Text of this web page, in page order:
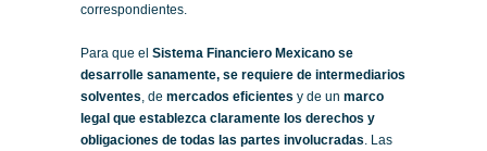
correspondientes.
Para que el Sistema Financiero Mexicano se
desarrolle sanamente, se requiere de intermediarios
solventes, de mercados eficientes y de un marco
legal que establezca claramente los derechos y
obligaciones de todas las partes involucradas. Las